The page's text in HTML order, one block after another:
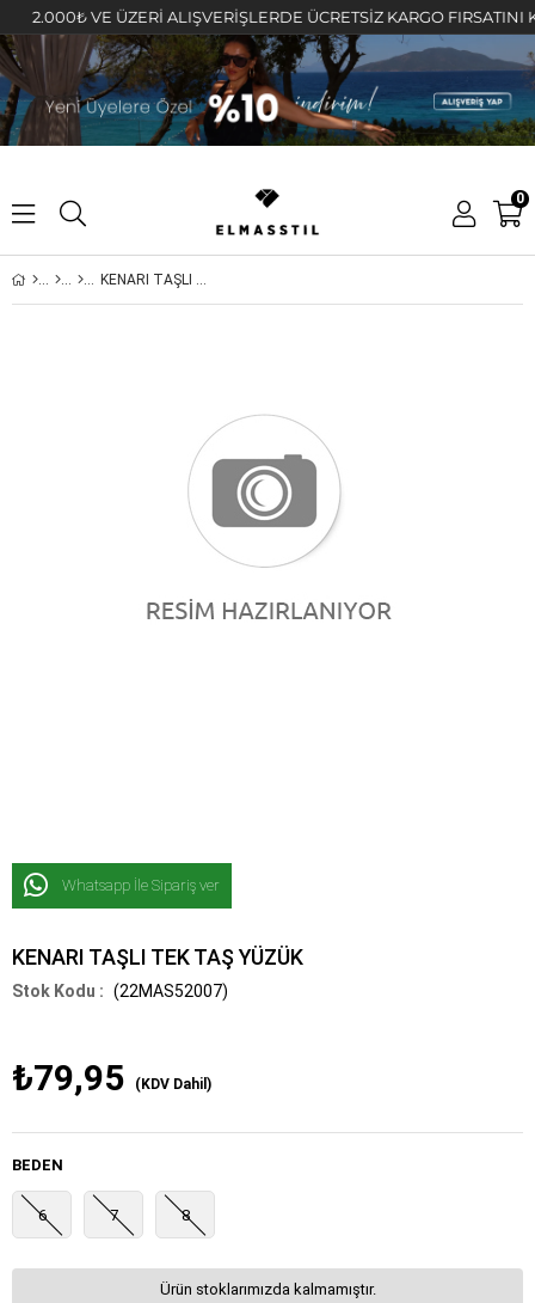
2.000₺ VE ÜZERİ ALIŞVERİŞLERDE ÜCRETSİZ KARGO FIRSATINI
0
KENARI TAŞLI TEK TAŞ YÜZÜK
Whatsapp İle Sipariş ver
KENARI TAŞLI TEK TAŞ YÜZÜK
(22MAS52007)
₺79,95 (KDV Dahil)
BEDEN
6 7 8
Ürün stoklarımızda kalmamıştır.